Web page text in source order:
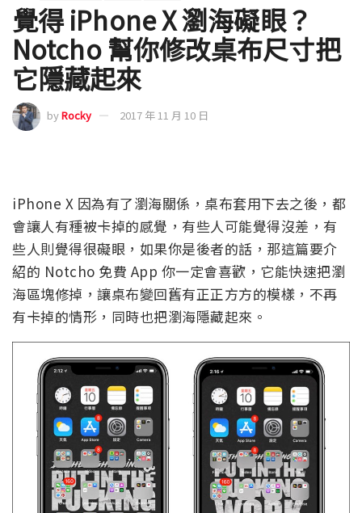
覺得 iPhone X 瀏海礙眼？
Notcho 幫你修改桌布尺寸把
它隱藏起來
byRocky 2017 年 11 月 10 日
iPhone X 因為有了瀏海關係，桌布套用下去之後，都
會讓人有種被卡掉的感覺，有些人可能覺得沒差，有
些人則覺得很礙眼，如果你是後者的話，那這篇要介
紹的 Notcho 免費 App 你一定會喜歡，它能快速把瀏
海區塊修掉，讓桌布變回舊有正正方方的模樣，不再
有卡掉的情形，同時也把瀏海隱藏起來。